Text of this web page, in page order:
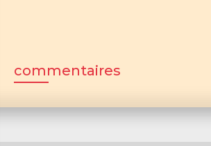
commentaires